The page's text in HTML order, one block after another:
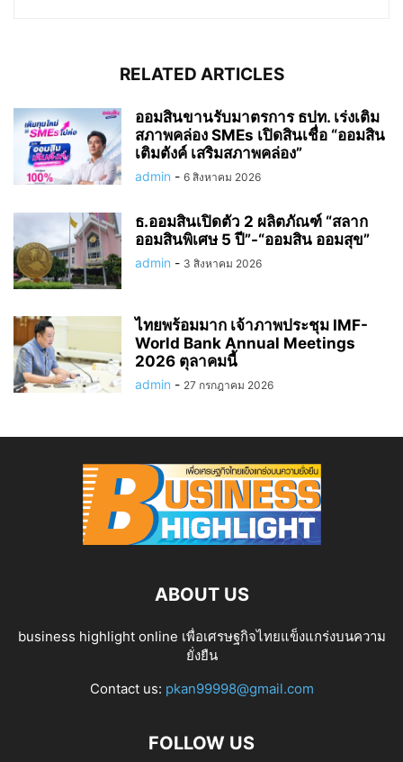
RELATED ARTICLES
ออมสินขานรับมาตรการ ธปท. เร่งเติม
สภาพคล่อง SMEs เปิดสินเชื่อ “ออมสิน
เติมตังค์ เสริมสภาพคล่อง”
admin - 6 สิงหาคม 2026
ธ.ออมสินเปิดตัว 2 ผลิตภัณฑ์ “สลาก
ออมสินพิเศษ 5 ปี”-“ออมสิน ออมสุข”
admin - 3 สิงหาคม 2026
ไทยพร้อมมาก เจ้าภาพประชุม IMF-
World Bank Annual Meetings
2026 ตุลาคมนี้
admin - 27 กรกฎาคม 2026
ABOUT US
business highlight online เพื่อเศรษฐกิจไทยแข็งแกร่งบนความ
ยั่งยืน
Contact us: pkan99998@gmail.com
FOLLOW US